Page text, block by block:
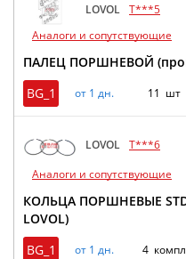
LOVOL T***5
Аналоги и сопутствующие
ПАЛЕЦ ПОРШНЕВОЙ
BG_1
от 1 дн. 11 шт
LOVOL T***6
Аналоги и сопутствующие
КОЛЬЦА ПОРШНЕВЫЕ
LOVOL)
BG_1
от 1 дн. 4 компл